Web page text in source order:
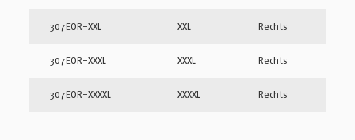
307EOR-XXL XXL Rechts
307EOR-XXXL XXXL Rechts
307EOR-XXXXL XXXXL Rechts